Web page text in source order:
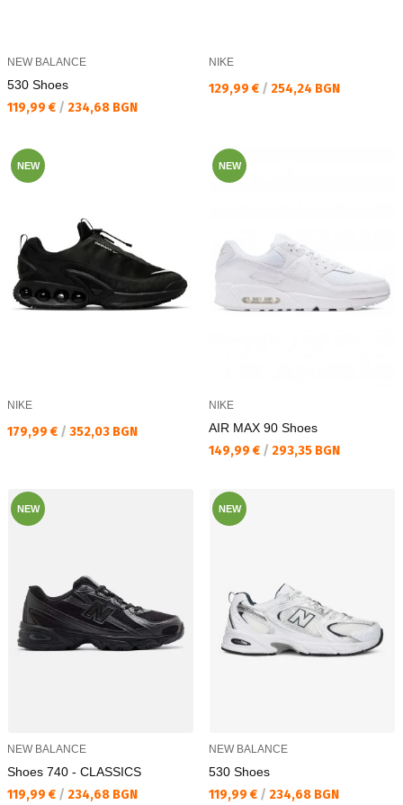
NEW BALANCE
530 Shoes
Текуща цена:
119,99 € / 234,68 BGN
NIKE
Текуща цена:
129,99 € / 254,24 BGN
NEW
NIKE
Текуща цена:
179,99 € / 352,03 BGN
NEW
NIKE
AIR MAX 90 Shoes
Текуща цена:
149,99 € / 293,35 BGN
NEW
NEW BALANCE
Shoes 740 - CLASSICS
Текуща цена:
119,99 € / 234,68 BGN
NEW
NEW BALANCE
530 Shoes
Текуща цена:
119,99 € / 234,68 BGN